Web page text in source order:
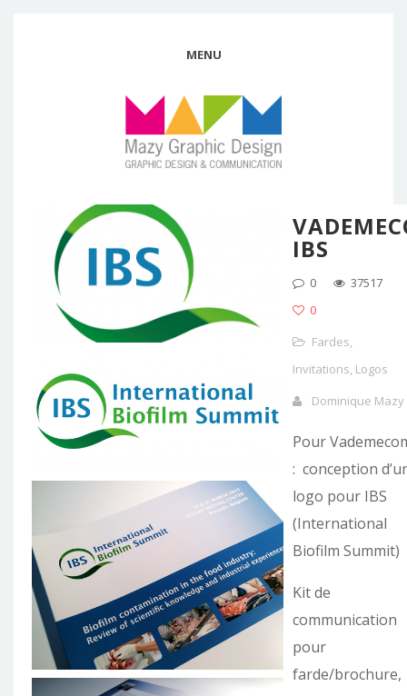
MENU
IBS
0
37517
0
Fardes,
Invitations, Logos
Dominique Mazy
Pour
: conception
logo pour IBS
(International
Biofilm Summit)
Kit de
communication
pour
farde/brochure,